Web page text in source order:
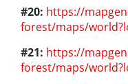
#20: https://
forest/maps/
#21: https://
forest/maps/